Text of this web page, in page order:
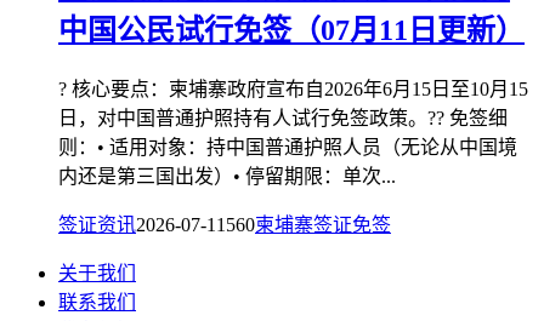
中国公民试行免签（07月11日更新）
? 核心要点：柬埔寨政府宣布自2026年6月15日至10月15
日，对中国普通护照持有人试行免签政策。?? 免签细
则：• 适用对象：持中国普通护照人员（无论从中国境
内还是第三国出发）• 停留期限：单次...
签证资讯2026-07-11 560柬埔寨签证免签
关于我们
联系我们